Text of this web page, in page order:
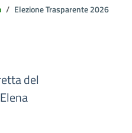
Elezione Trasparente 2026
del